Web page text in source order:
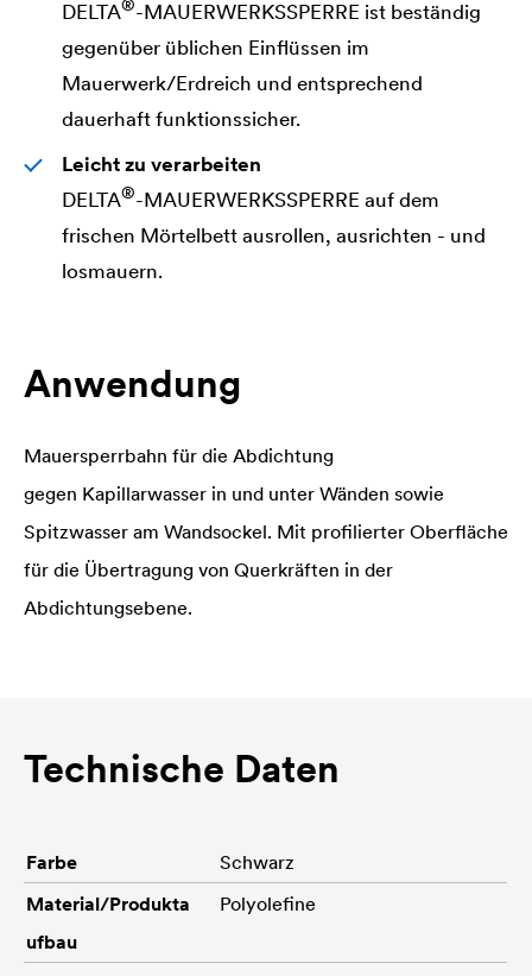
DELTA®-MAUERWERKSSPERRE ist beständig
gegenüber üblichen Einflüssen im
Mauerwerk/Erdreich und entsprechend
dauerhaft funktionssicher.
Leicht zu verarbeiten
DELTA®-MAUERWERKSSPERRE auf dem
frischen Mörtelbett ausrollen, ausrichten - und
losmauern.
Anwendung
Mauersperrbahn für die Abdichtung
gegen Kapillarwasser in und unter Wänden sowie
Spitzwasser am Wandsockel. Mit profilierter Oberfläche
für die Übertragung von Querkräften in der
Abdichtungsebene.
Technische Daten
Farbe
Schwarz
Material/Produkta
ufbau
Polyolefine